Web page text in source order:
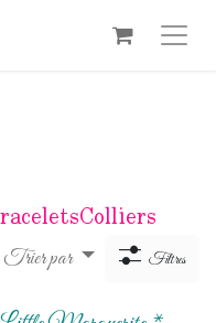
Colliers
Trier par Filtres